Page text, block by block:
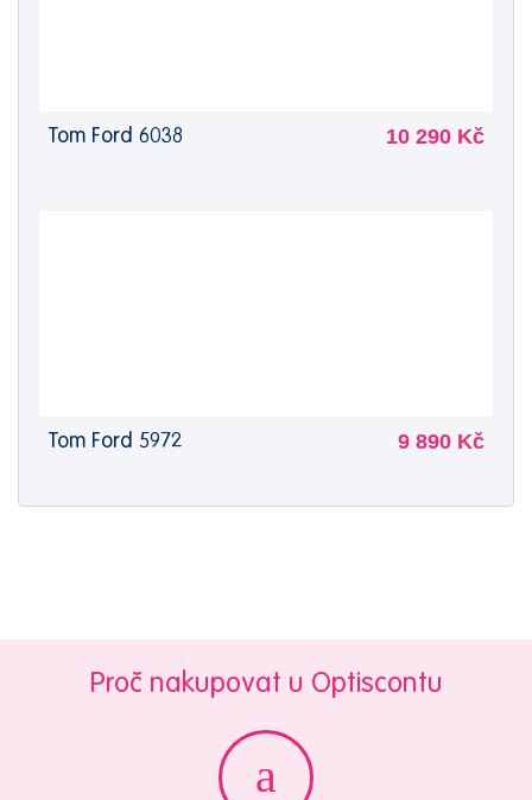
Tom Ford 6038 10 290 Kč
Tom Ford 5972 9 890 Kč
Proč nakupovat u Optiscontu